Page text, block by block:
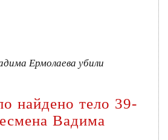
Ермолаева убили
найдено тело 39-
Вадима